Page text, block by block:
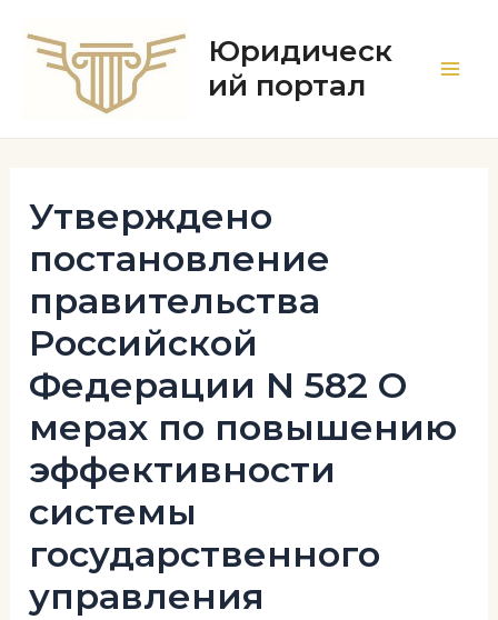
содержимому
Юридическ
ий портал
Утверждено
постановление
правительства
Российской
Федерации N 582 О
мерах по повышению
эффективности
системы
государственного
управления